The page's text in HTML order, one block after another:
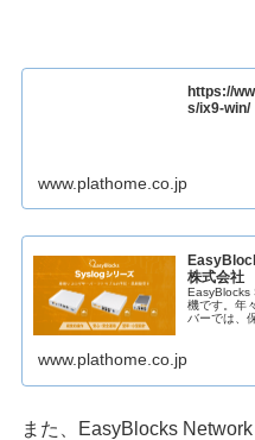
https://
s/ix9-win/
www.plathome.co.jp
株式会社
EasyBlocks
機です。年
バーでは、
www.plathome.co.jp
また、EasyBlocks